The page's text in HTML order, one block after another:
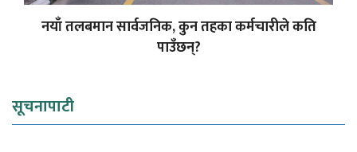
नयाँ तलबमान सार्वजनिक, कुन तहका कर्मचारीले कति
पाउँछन्?
सूचनापाटी